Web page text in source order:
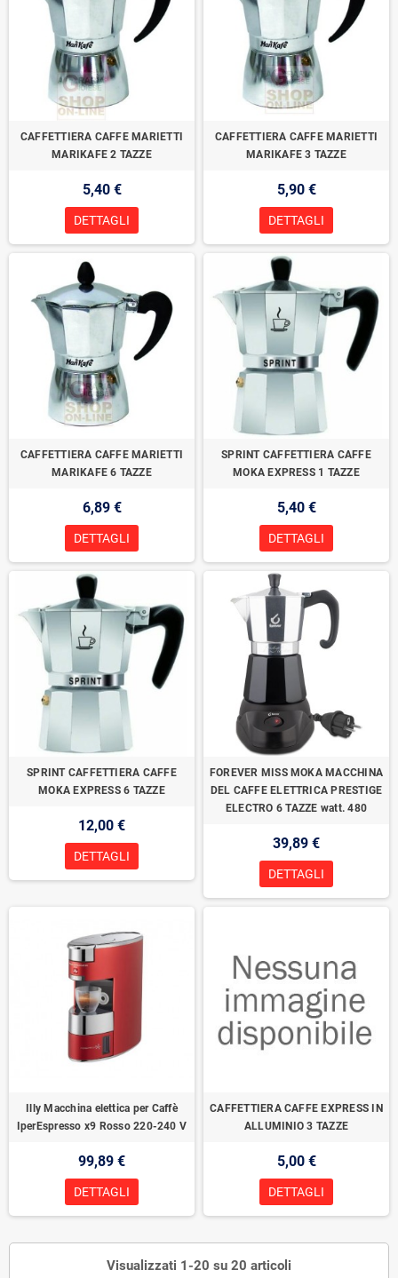
CAFFETTIERA CAFFE MARIETTI
MARIKAFE 2 TAZZE
5,40 €
DETTAGLI
CAFFETTIERA CAFFE MARIETTI
MARIKAFE 3 TAZZE
5,90 €
DETTAGLI
CAFFETTIERA CAFFE MARIETTI
MARIKAFE 6 TAZZE
6,89 €
DETTAGLI
SPRINT CAFFETTIERA CAFFE
MOKA EXPRESS 1 TAZZE
5,40 €
DETTAGLI
SPRINT CAFFETTIERA CAFFE
MOKA EXPRESS 6 TAZZE
12,00 €
DETTAGLI
FOREVER MISS MOKA MACCHINA
DEL CAFFE ELETTRICA PRESTIGE
ELECTRO 6 TAZZE watt. 480
39,89 €
DETTAGLI
Illy Macchina elettica per Caffè
IperEspresso x9 Rosso 220-240 V
99,89 €
DETTAGLI
CAFFETTIERA CAFFE EXPRESS IN
ALLUMINIO 3 TAZZE
5,00 €
DETTAGLI
Visualizzati 1-20 su 20 articoli